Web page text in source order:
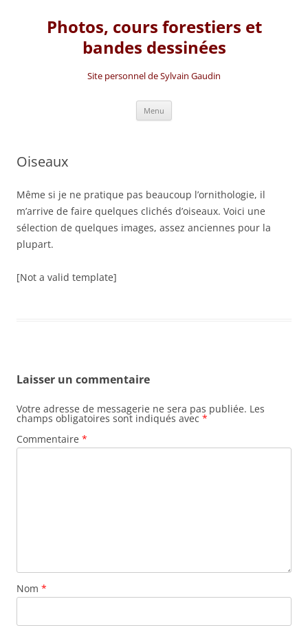
Photos, cours forestiers et
bandes dessinées
Site personnel de Sylvain Gaudin
Menu
Oiseaux
Même si je ne pratique pas beaucoup l’ornithologie, il
m’arrive de faire quelques clichés d’oiseaux. Voici une
sélection de quelques images, assez anciennes pour la
plupart.
[Not a valid template]
Laisser un commentaire
Votre adresse de messagerie ne sera pas publiée. Les
champs obligatoires sont indiqués avec *
Commentaire *
Nom *